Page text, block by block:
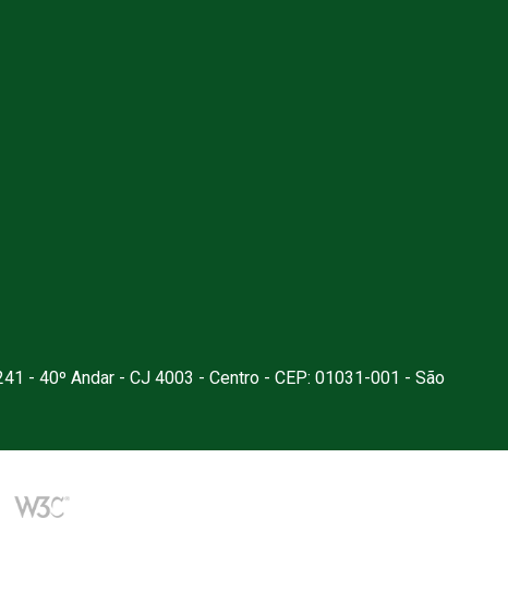
- 40º Andar - CJ 4003 - Centro - CEP: 01031-001 - São